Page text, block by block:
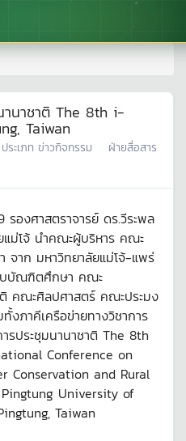
านาชาติ The 8th i-
Taiwan
ประเภท ข่าวกิจกรรม
ฝ่ายสื่อสาร
องศาสตราจารย์ ดร.วีระพล
ม่โจ้ นำคณะผู้บริหาร คณะ
จาก มหาวิทยาลัยแม่โจ้-แพร่
บบัณฑิตศึกษา คณะ
คณะศิลปศาสตร์ คณะประมง
งภาคีเครือข่ายทางวิชาการ
รประชุมนานาชาติ The 8th
Conference on
Conservation and Rural
University of
Taiwan